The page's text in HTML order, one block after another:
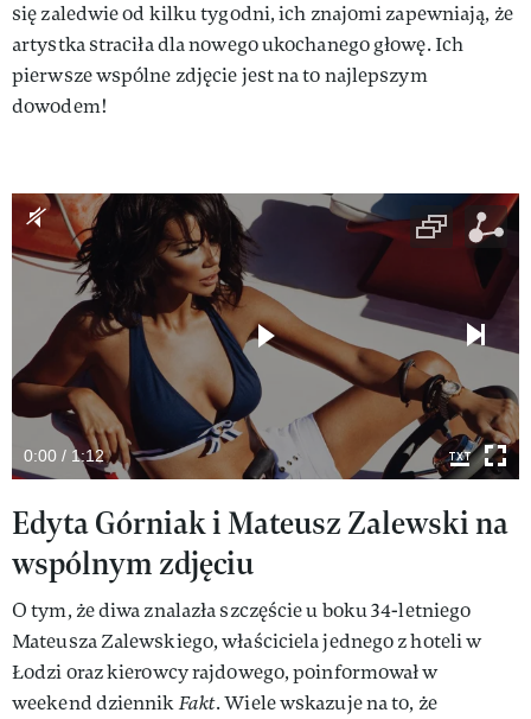
się zaledwie od kilku tygodni, ich znajomi zapewniają, że
artystka straciła dla nowego ukochanego głowę. Ich
pierwsze wspólne zdjęcie jest na to najlepszym
dowodem!
0:00 / 1:12
Edyta Górniak i Mateusz Zalewski na
wspólnym zdjęciu
O tym, że diwa znalazła szczęście u boku 34-letniego
Mateusza Zalewskiego, właściciela jednego z hoteli w
Łodzi oraz kierowcy rajdowego, poinformował w
weekend dziennikFakt. Wiele wskazuje na to, że